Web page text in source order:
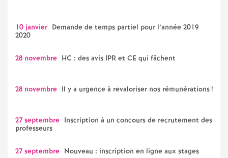
a
l
d
e
s
10 janvier Demande de temps partiel pour l’année 2019
2020
28 novembre HC : des avis IPR et CE qui fâchent
28 novembre Il y a urgence à revaloriser nos rémunérations!
27 septembre Inscription à un concours de recrutement des
professeurs
27 septembre Nouveau : inscription en ligne aux stages